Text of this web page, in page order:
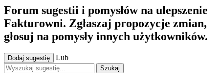
Forum sugestii i pomysłów na ulepszenie
Fakturowni. Zgłaszaj propozycje zmian,
głosuj na pomysły innych użytkowników.
Dodaj sugestię Lub
Szukaj